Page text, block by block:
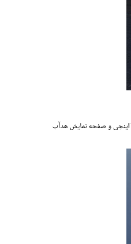
با ورود به فضای کابین این خودروی دوست داشتنی، داشبوردی مشابه رنو آسترال شامل خوشه ابزار دیجیتال 12.3 اینچی، صفحه نمایش لمسی اطلاعات سرگرمی OpenR Link با اندازه 12اینچی و صفحه نمایش هدآپ